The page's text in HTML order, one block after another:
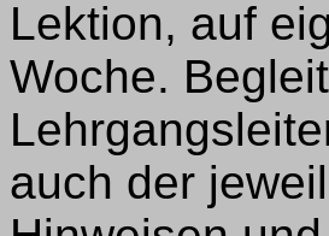
Lektion, auf
Woche.
auch der